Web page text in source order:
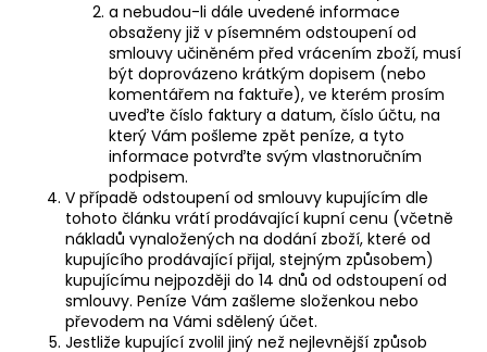
a nebudou-li dále uvedené informace
obsaženy již v písemném odstoupení od
smlouvy učiněném před vrácením zboží, musí
být doprovázeno krátkým dopisem (nebo
komentářem na faktuře), ve kterém prosím
uveďte číslo faktury a datum, číslo účtu, na
který Vám pošleme zpět peníze, a tyto
informace potvrďte svým vlastnoručním
podpisem.
V případě odstoupení od smlouvy kupujícím dle
tohoto článku vrátí prodávající kupní cenu (včetně
nákladů vynaložených na dodání zboží, které od
kupujícího prodávající přijal, stejným způsobem)
kupujícímu nejpozději do 14 dnů od odstoupení od
smlouvy. Peníze Vám zašleme složenkou nebo
převodem na Vámi sdělený účet.
Jestliže kupující zvolil jiný než nejlevnější způsob